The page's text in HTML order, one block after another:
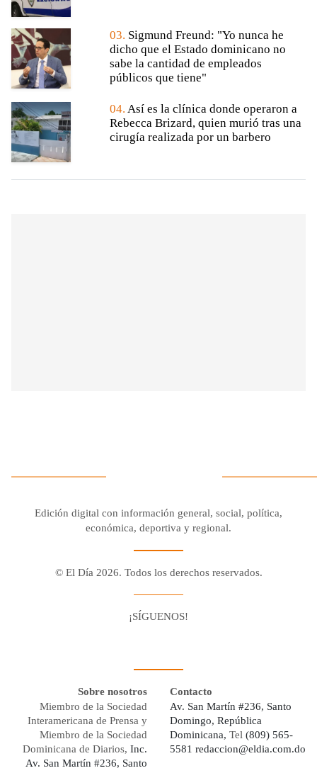
03. Sigmund Freund: "Yo nunca he
dicho que el Estado dominicano no
sabe la cantidad de empleados
públicos que tiene"
04. Así es la clínica donde operaron a
Rebecca Brizard, quien murió tras una
cirugía realizada por un barbero
Edición digital con información general, social, política,
económica, deportiva y regional.
© El Día 2026. Todos los derechos reservados.
¡SÍGUENOS!
Sobre nosotros
Miembro de la Sociedad
Interamericana de Prensa y
Miembro de la Sociedad
Dominicana de Diarios, Inc.
Av. San Martín #236, Santo
Contacto
Av. San Martín #236, Santo
Domingo, República
Dominicana, Tel (809) 565-
5581 redaccion@eldia.com.do